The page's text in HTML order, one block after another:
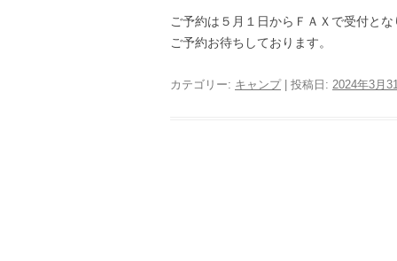
ご予約は５月１日からＦＡＸで受付とな
ご予約お待ちしております。
カテゴリー: キャンプ| 投稿日: 2024年3月